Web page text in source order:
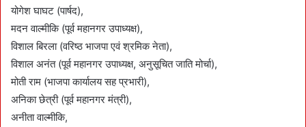
योगेश घाघट (पार्षद),
मदन वाल्मीकि (पूर्व महानगर उपाध्यक्ष),
विशाल बिरला (वरिष्ठ भाजपा एवं श्रमिक नेता),
विशाल अनंत (पूर्व महानगर उपाध्यक्ष, अनुसूचित जाति मोर्चा),
मोती राम (भाजपा कार्यालय सह प्रभारी),
अनिका छेत्री (पूर्व महानगर मंत्री),
अनीता वाल्मीकि,